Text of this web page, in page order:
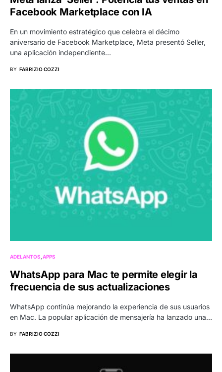
Facebook Marketplace con IA
En un movimiento estratégico que celebra el décimo
aniversario de Facebook Marketplace, Meta presentó Seller,
una aplicación independiente…
BY FABRIZIO COZZI
ADELANTOS APPS
WhatsApp para Mac te permite elegir la
frecuencia de sus actualizaciones
WhatsApp continúa mejorando la experiencia de sus usuarios
en Mac. La popular aplicación de mensajería ha lanzado una…
BY FABRIZIO COZZI